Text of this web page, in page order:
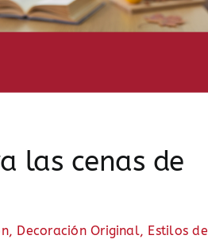
las cenas de
, Decoración Original, Estilos de